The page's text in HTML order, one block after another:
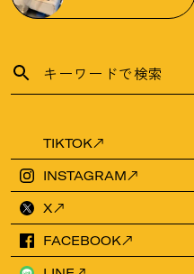
TIKTOK
INSTAGRAM
X
FACEBOOK